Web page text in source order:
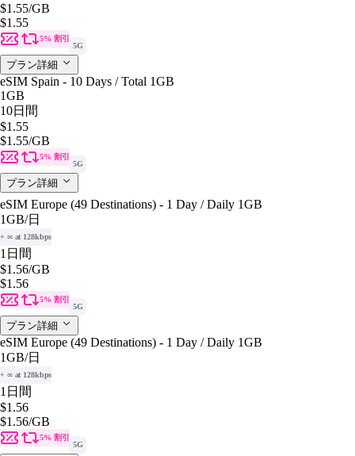
$1.55/GB
$1.55
5% 割引
5G
プラン詳細
eSIM Spain - 10 Days / Total 1GB
1GB
10日間
$1.55
$1.55/GB
5% 割引
5G
プラン詳細
eSIM Europe (49 Destinations) - 1 Day / Daily 1GB
1GB/日
+ ∞ at 128kbps
1日間
$1.56/GB
$1.56
5% 割引
5G
プラン詳細
eSIM Europe (49 Destinations) - 1 Day / Daily 1GB
1GB/日
+ ∞ at 128kbps
1日間
$1.56
$1.56/GB
5% 割引
5G